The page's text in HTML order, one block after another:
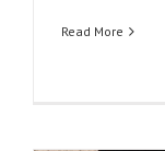
Read More